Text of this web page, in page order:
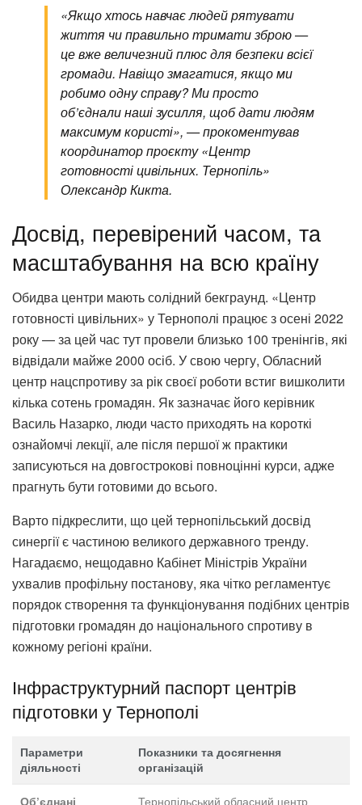
«Якщо хтось навчає людей рятувати
життя чи правильно тримати зброю —
це вже величезний плюс для безпеки всієї
громади. Навіщо змагатися, якщо ми
робимо одну справу? Ми просто
об’єднали наші зусилля, щоб дати людям
максимум користі», — прокоментував
координатор проєкту «Центр
готовності цивільних. Тернопіль»
Олександр Кикта.
Досвід, перевірений часом, та
масштабування на всю країну
Обидва центри мають солідний бекграунд. «Центр
готовності цивільних» у Тернополі працює з осені 2022
року — за цей час тут провели близько 100 тренінгів, які
відвідали майже 2000 осіб. У свою чергу, Обласний
центр нацспротиву за рік своєї роботи встиг вишколити
кілька сотень громадян. Як зазначає його керівник
Василь Назарко, люди часто приходять на короткі
ознайомчі лекції, але після першої ж практики
записуються на довгострокові повноцінні курси, адже
прагнуть бути готовими до всього.
Варто підкреслити, що цей тернопільський досвід
синергії є частиною великого державного тренду.
Нагадаємо, нещодавно Кабінет Міністрів України
ухвалив профільну постанову, яка чітко регламентує
порядок створення та функціонування подібних центрів
підготовки громадян до національного спротиву в
кожному регіоні країни.
Інфраструктурний паспорт центрів
підготовки у Тернополі
Параметри
діяльності
Показники та досягнення
організацій
Об’єднані Тернопільський обласний центр